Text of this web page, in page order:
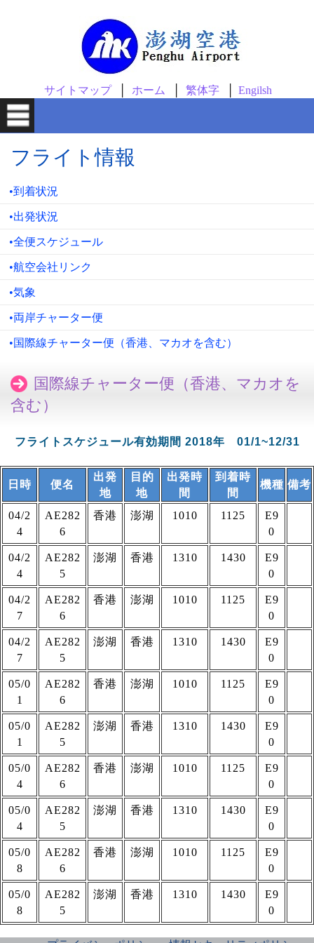
サイトマップ ホーム 繁体字 Engilsh
フライト情報
•到着状況
•出発状況
•全便スケジュール
•航空会社リンク
•気象
•両岸チャーター便
•国際線チャーター便（香港、マカオを含む）
国際線チャーター便（香港、マカオを
含む）
フライトスケジュール有効期間 2018年 01/1~12/31
日時 便名
出発
地
目的
地
出発時
間
到着時
間
機種 備考
04/2
4
AE282
6
香港 澎湖 1010 1125
E9
0
04/2
4
AE282
5
澎湖 香港 1310 1430
E9
0
04/2
7
AE282
6
香港 澎湖 1010 1125
E9
0
04/2
7
AE282
5
澎湖 香港 1310 1430
E9
0
05/0
1
AE282
6
香港 澎湖 1010 1125
E9
0
05/0
1
AE282
5
澎湖 香港 1310 1430
E9
0
05/0
4
AE282
6
香港 澎湖 1010 1125
E9
0
05/0
4
AE282
5
澎湖 香港 1310 1430
E9
0
05/0
8
AE282
6
香港 澎湖 1010 1125
E9
0
05/0
8
AE282
5
澎湖 香港 1310 1430
E9
0